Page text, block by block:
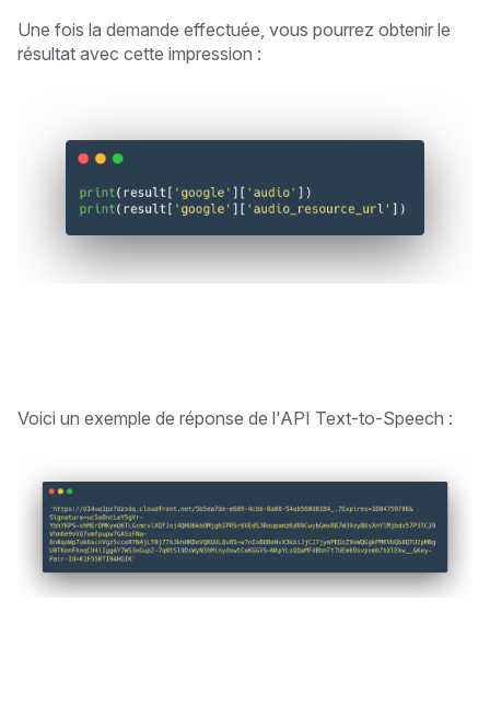
Une fois la demande effectuée, vous pourrez obtenir le
résultat avec cette impression :
Voici un exemple de réponse de l'API Text-to-Speech :